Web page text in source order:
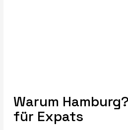
Warum
für Expats